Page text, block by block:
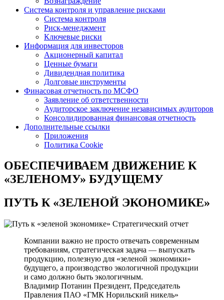
Система контроля и управление рисками
Система контроля
Риск-менеджмент
Ключевые риски
Информация для инвесторов
Акционерный капитал
Ценные бумаги
Дивидендная политика
Долговые инструменты
Финасовая отчетность по МСФО
Заявление об ответственности
Аудиторское заключение независимых аудиторов
Консолидированная финансовая отчетность
Дополнительные ссылки
Приложения
Политика Cookie
ОБЕСПЕЧИВАЕМ ДВИЖЕНИЕ К
«ЗЕЛЕНОМУ» БУДУЩЕМУ
ПУТЬ К«ЗЕЛЕНОЙ ЭКОНОМИКЕ»
Стратегический отчет
Компании важно не просто отвечать современным
требованиям, стратегическая задача — выпускать
продукцию, полезную для «зеленой экономики»
будущего, а производство экологичной продукции
и само должно быть экологичным.
Владимир Потанин Президент, Председатель
Правления ПАО «ГМК Норильский никель»